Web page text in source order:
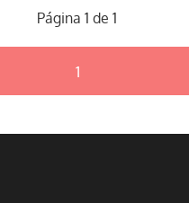
Página 1 de 1
1